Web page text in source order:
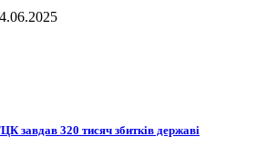
завдав 320 тисяч збитків державі